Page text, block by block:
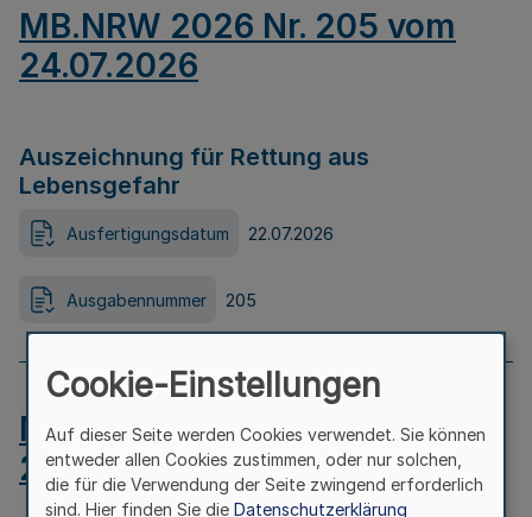
MB.NRW 2026 Nr. 205 vom
24.07.2026
Auszeichnung für Rettung aus
Lebensgefahr
Ausfertigungsdatum 22.07.2026
Ausgabennummer 205
MB.NRW 2026 Nr. 204 vom
24.07.2026
Cookie-Einstellungen
Auf dieser Seite werden Cookies verwendet. Sie können
entweder allen Cookies zustimmen, oder nur solchen,
die für die Verwendung der Seite zwingend erforderlich
sind. Hier finden Sie die Datenschutzerklärung